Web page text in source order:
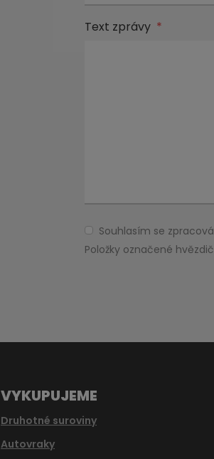
Text zprávy *
Souhlasím
se
zpracováním
Souhlasím se
Položky označené
VYKUPUJEME
Druhotné suroviny
Autovraky